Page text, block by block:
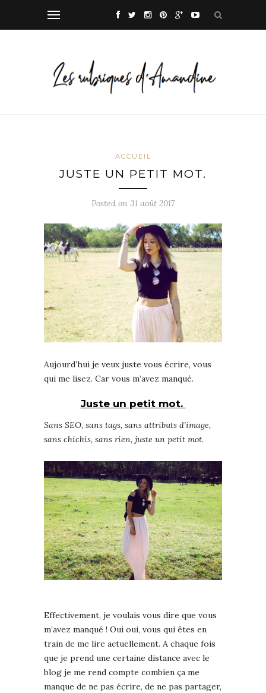
ACCUEIL
JUSTE UN PETIT MOT.
Posted on 31 août 2017
Aujourd’hui je veux juste vous écrire, vous
qui me lisez. Car vous m’avez manqué.
Juste un petit mot.
Sans SEO, sans tags, sans attributs d’image,
sans chichis, sans rien, juste un petit mot.
Effectivement, je voulais vous dire que vous
m’avez manqué ! Oui oui, vous qui êtes en
train de me lire actuellement. A chaque fois
que je prend une certaine distance avec le
blog je me rend compte combien ça me
manque de ne pas écrire, de ne pas partager,